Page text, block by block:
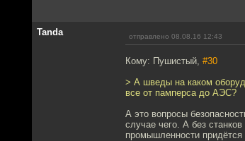
Tanda отправлено 08.08.16 12:43
Кому: Пушистый, #30
> А шведы на каком
все от памперса до АЭС?
А это вопросы
случае чего. А без
промышленности